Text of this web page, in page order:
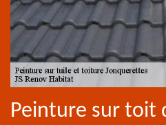
Peinture sur toit